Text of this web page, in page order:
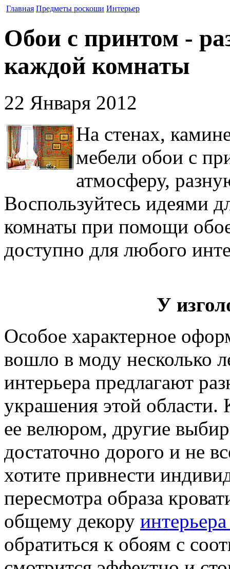
Главная Предметы роскоши Интерьер
Обои с принтом -
каждой комнаты
22 Января 2012
На стенах,
мебели обои с
атмосферу,
Воспользуйтесь идеями
комнаты при помощи
доступно для любого
У
Особое характерное
вошло в моду несколько
интерьера предлагают
украшения этой области.
ее велюром, другие
достаточно дорого и не
хотите привнести
пересмотра образа
общему декору
обратиться к обоям с